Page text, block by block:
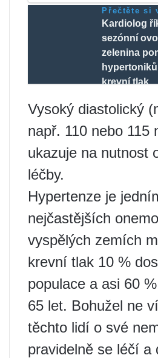
Přečtěte si
Kardiolog
sezónní
zelenina
krevní tlak
Vysoký diastolický
např. 110 nebo 115
ukazuje na nutnost
léčby.
Hypertenze je
nejčastějších
vyspělých zemích
krevní tlak 10 %
populace a asi 60
65 let. Bohužel ne
těchto lidí o své
pravidelně se léčí a